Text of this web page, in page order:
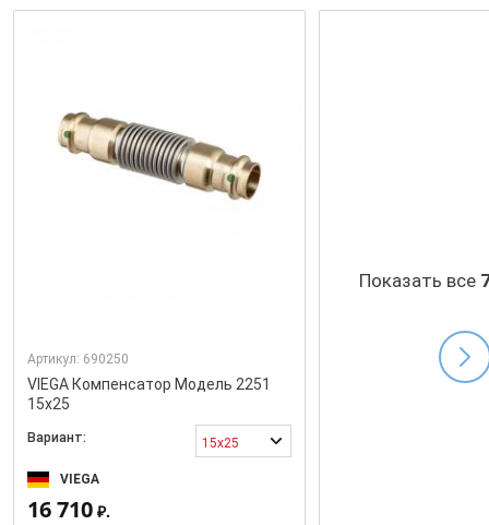
Артикул: 690250
VIEGA Компенсатор Модель 2251
15x25
Вариант: 15x25
VIEGA
16 710 ₽.
Показать все